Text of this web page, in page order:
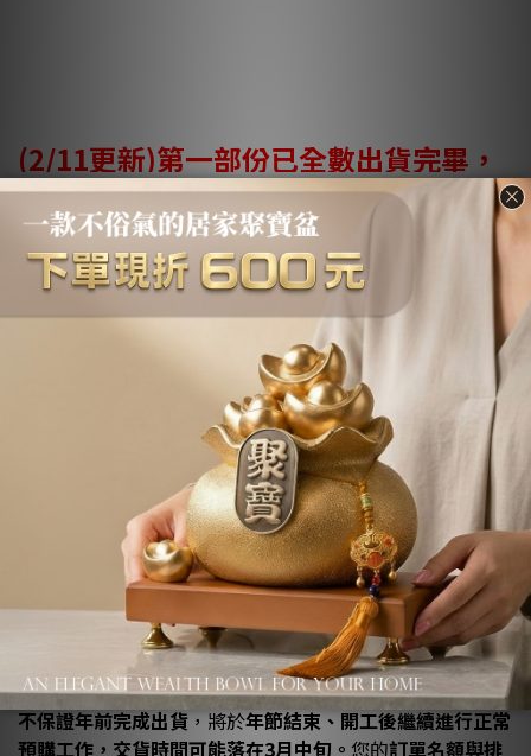
(2/11更新)第一部份已全數出貨完畢，
因年前物流量大，將會陸續送到指定的
地點或超商，請留意自身的超取簡訊或
宅配的陌生來電！
第三部分訂單（標註「不保證年前或年前無法
此部分訂單，我們將於第一、第二部分訂單完成寄發後，依
實際到倉數量與訂單順序安排出貨。
若現場數量不足，未能於年前完成寄送之訂單，由於本梯次
不保證年前完成出貨，將於年節結束、開工後繼續進行正常
預購工作，交貨時間可能落在3月中旬。 您的訂單名額與排